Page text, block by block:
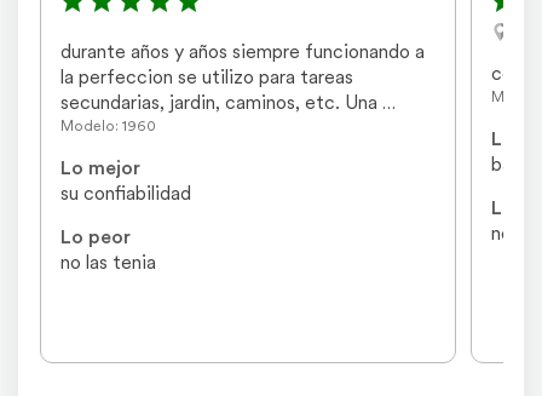
durante años y años siempre funcionando a
la perfeccion se utilizo para tareas
secundarias, jardin, caminos, etc. Una
verdadera pieza de coleccion
Modelo: 1960
Lo mejor
su confiabilidad
Lo peor
no las tenia
Lo
bajo
Lo
no